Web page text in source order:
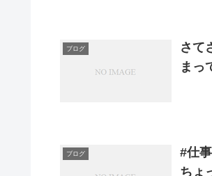
ブログ
さて
まっ
ブログ
#仕
ちょ